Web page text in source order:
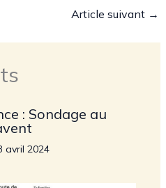
Article suivant →
: Sondage au
avril 2024